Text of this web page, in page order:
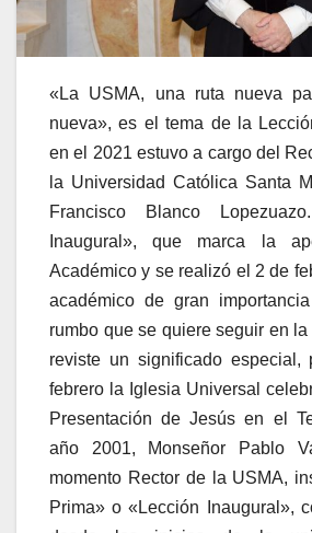
«La USMA, una ruta nueva
nueva», es el tema de la
en el 2021 estuvo a cargo del
la Universidad Católica Santa
Francisco Blanco
Inaugural», que marca la
Académico y se realizó el 2 de
académico de gran
rumbo que se quiere seguir en
reviste un significado
febrero la Iglesia Universal
Presentación de Jesús en el
año 2001, Monseñor Pablo
momento Rector de la USMA,
Prima» o «Lección Inaugural»,